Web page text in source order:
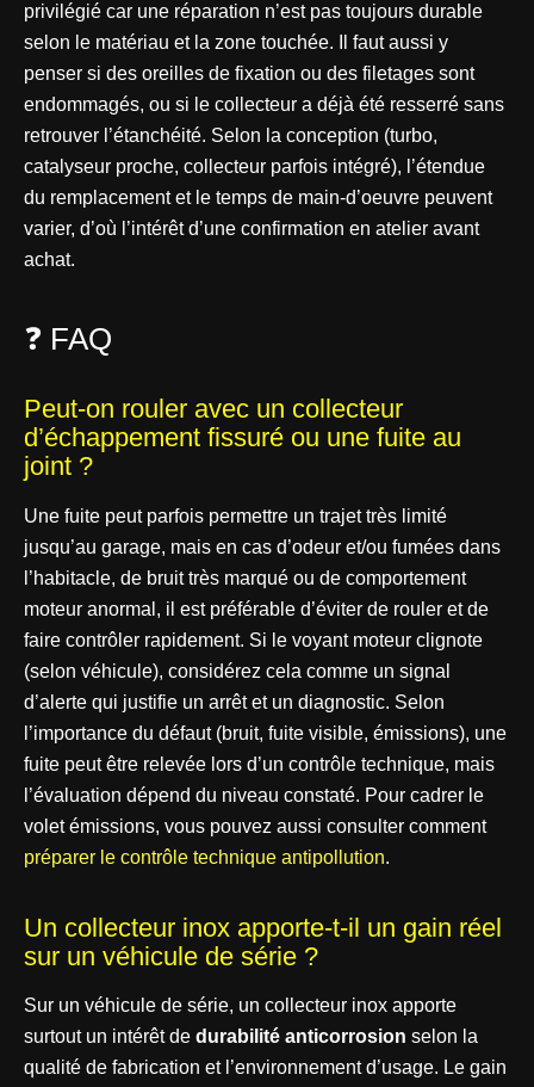
privilégié car une réparation n’est pas toujours durable
selon le matériau et la zone touchée. Il faut aussi y
penser si des oreilles de fixation ou des filetages sont
endommagés, ou si le collecteur a déjà été resserré sans
retrouver l’étanchéité. Selon la conception (turbo,
catalyseur proche, collecteur parfois intégré), l’étendue
du remplacement et le temps de main-d’oeuvre peuvent
varier, d’où l’intérêt d’une confirmation en atelier avant
achat.
❓ FAQ
Peut-on rouler avec un collecteur
d’échappement fissuré ou une fuite au
joint ?
Une fuite peut parfois permettre un trajet très limité
jusqu’au garage, mais en cas d’odeur et/ou fumées dans
l’habitacle, de bruit très marqué ou de comportement
moteur anormal, il est préférable d’éviter de rouler et de
faire contrôler rapidement. Si le voyant moteur clignote
(selon véhicule), considérez cela comme un signal
d’alerte qui justifie un arrêt et un diagnostic. Selon
l’importance du défaut (bruit, fuite visible, émissions), une
fuite peut être relevée lors d’un contrôle technique, mais
l’évaluation dépend du niveau constaté. Pour cadrer le
volet émissions, vous pouvez aussi consulter comment
préparer le contrôle technique antipollution.
Un collecteur inox apporte-t-il un gain réel
sur un véhicule de série ?
Sur un véhicule de série, un collecteur inox apporte
surtout un intérêt de durabilité anticorrosion selon la
qualité de fabrication et l’environnement d’usage. Le gain